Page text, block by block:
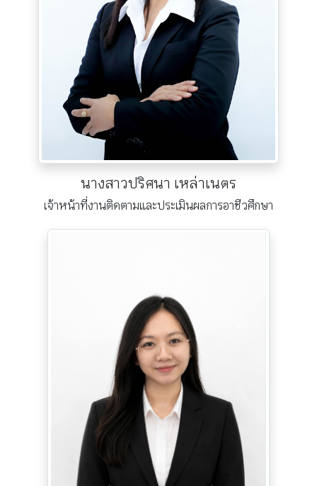
นางสาวปริศนา เหล่าเนตร
เจ้าหน้าที่งานติดตามและประเมินผลการอาชีวศึกษา